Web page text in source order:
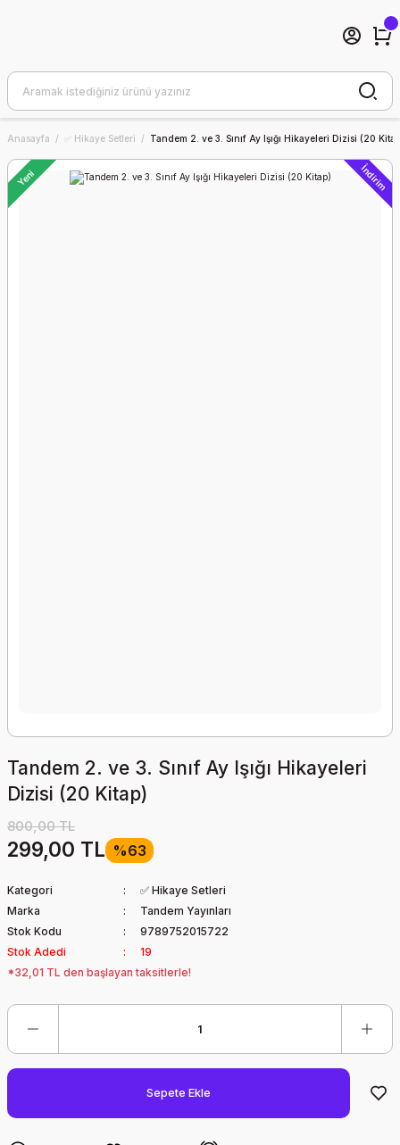
Anasayfa ✅ Hikaye Setleri Tandem 2. ve 3. Sınıf Ay Işığı Hikayeleri Dizisi (20
Yeni İndirim
Tandem 2. ve 3. Sınıf Ay Işığı Hikayeleri
Dizisi (20 Kitap)
800,00 TL
299,00 TL %63
Kategori
✅ Hikaye Setleri
Marka
Tandem Yayınları
Stok Kodu
9789752015722
Stok Adedi
19
*32,01 TL den başlayan taksitlerle!
Sepete Ekle